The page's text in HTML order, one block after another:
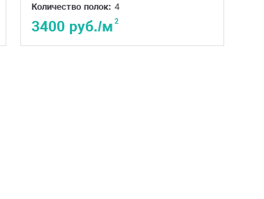
Количество полок: 4
3400 руб./м 2